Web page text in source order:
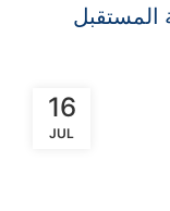
16
JUL